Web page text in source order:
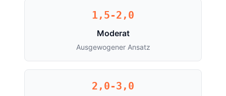
1,5-2,0
Moderat
Ausgewogener Ansatz
2,0-3,0